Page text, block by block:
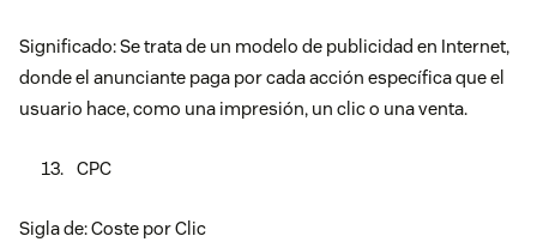
Significado: Se trata de un modelo de publicidad en Internet,
donde el anunciante paga por cada acción específica que el
usuario hace, como una impresión, un clic o una venta.
CPC
Sigla de: Coste por Clic